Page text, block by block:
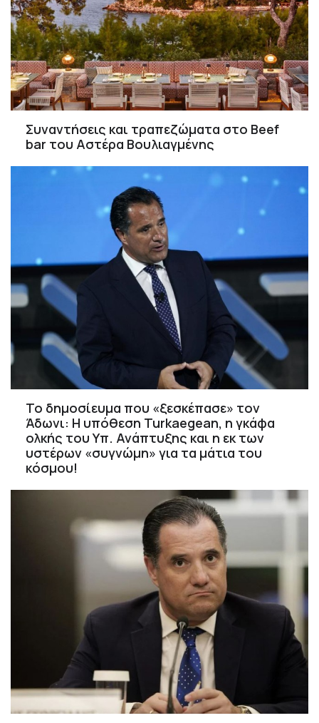
Συναντήσεις και τραπεζώματα στο Beef
bar του Αστέρα Βουλιαγμένης
Το δημοσίευμα που «ξεσκέπασε» τον
Άδωνι: Η υπόθεση Turkaegean, η γκάφα
ολκής του Υπ. Ανάπτυξης και η εκ των
υστέρων «συγνώμη» για τα μάτια του
κόσμου!